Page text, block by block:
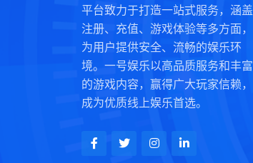
平台致力于打造一站式服务，涵盖
注册、充值、游戏体验等多方面，
为用户提供安全、流畅的娱乐环
境。一号娱乐以高品质服务和丰富
的游戏内容，赢得广大玩家信赖，
成为优质线上娱乐首选。